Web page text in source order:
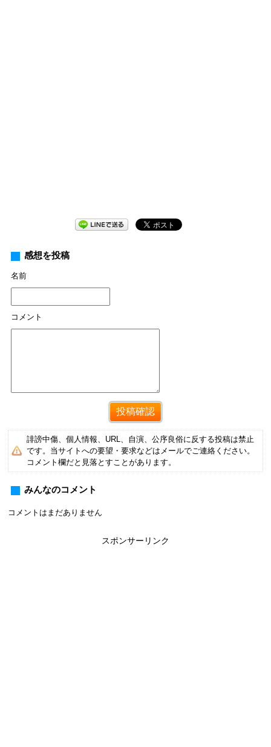
感想を投稿
名前
コメント
誹謗中傷、個人情報、URL、自演、公序良俗に反する投稿は禁止
です。当サイトへの要望・要求などはメールでご連絡ください。
コメント欄だと見落とすことがあります。
みんなのコメント
コメントはまだありません
スポンサーリンク